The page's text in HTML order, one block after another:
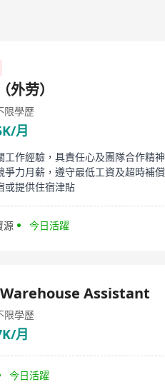
增收，讓物流更加綠色可持續。
外劳）
限學歷
月
工作經驗，具責任心及團隊合作精神
爭力月薪，遵守最低工資及超時補償
或提供住宿津貼
源 今日活躍
Assistant
限學歷
月
今日活躍